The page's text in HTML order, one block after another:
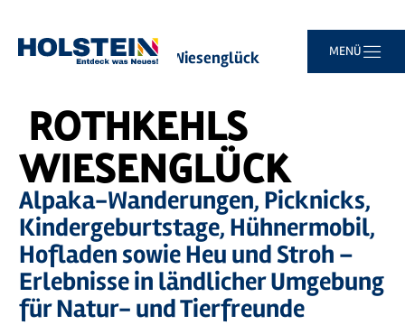
Hauptinhalt
Suche
Navigation
Footer
MENÜ
Sie
Startseite Rothkehls Wiesenglück
ROTHKEHLS
WIESENGLÜCK
Alpaka-Wanderungen, Picknicks,
Kindergeburtstage, Hühnermobil,
Hofladen sowie Heu und Stroh –
Erlebnisse in ländlicher Umgebung
für Natur- und Tierfreunde